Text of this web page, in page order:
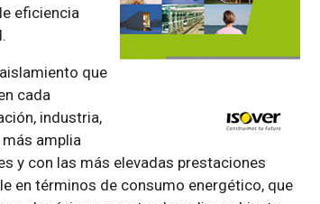
eficiencia
que
cada
industria,
amplia
y con las más elevadas prestaciones
en términos de consumo energético, que